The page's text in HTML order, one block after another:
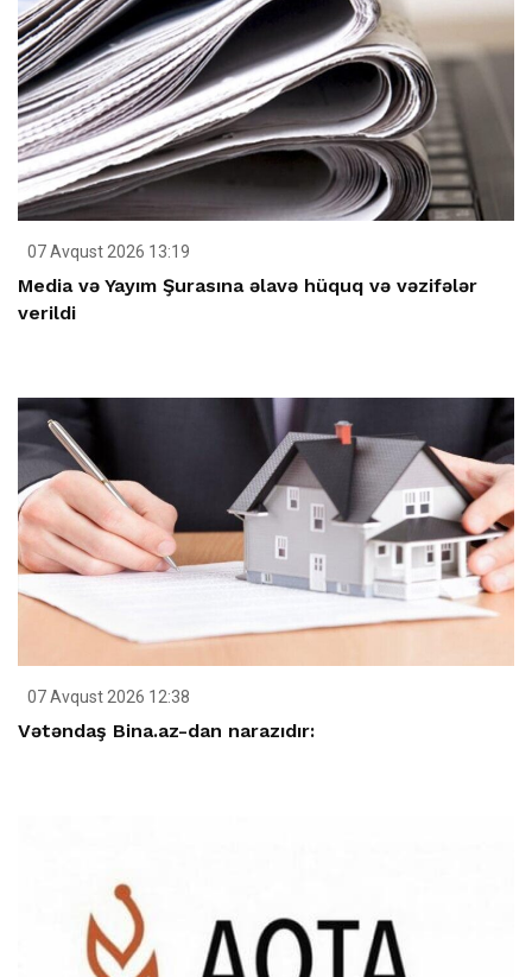
07 Avqust 2026 13:19
Media və Yayım Şurasına əlavə hüquq və vəzifələr
verildi
07 Avqust 2026 12:38
Vətəndaş Bina.az-dan narazıdır: